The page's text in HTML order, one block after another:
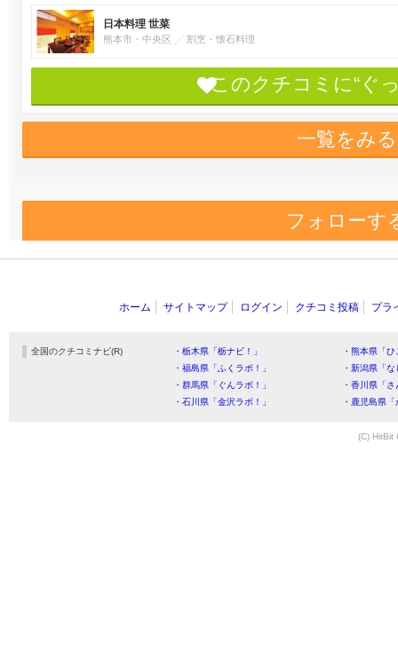
日本料理 世菜
熊本市・中央区 割烹・懐石料理
このクチコミに“ぐ
一覧をみる
フォローす
ホーム サイトマップ ログイン クチコミ投稿 プラ
全国のクチコミナビ(R) ・栃木県「栃ナビ！」
・熊本県「
・福島県「ふくラボ！」
・新潟県「
・群馬県「ぐんラボ！」
・香川県「
・石川県「金沢ラボ！」
・鹿児島県
(C) HitBit